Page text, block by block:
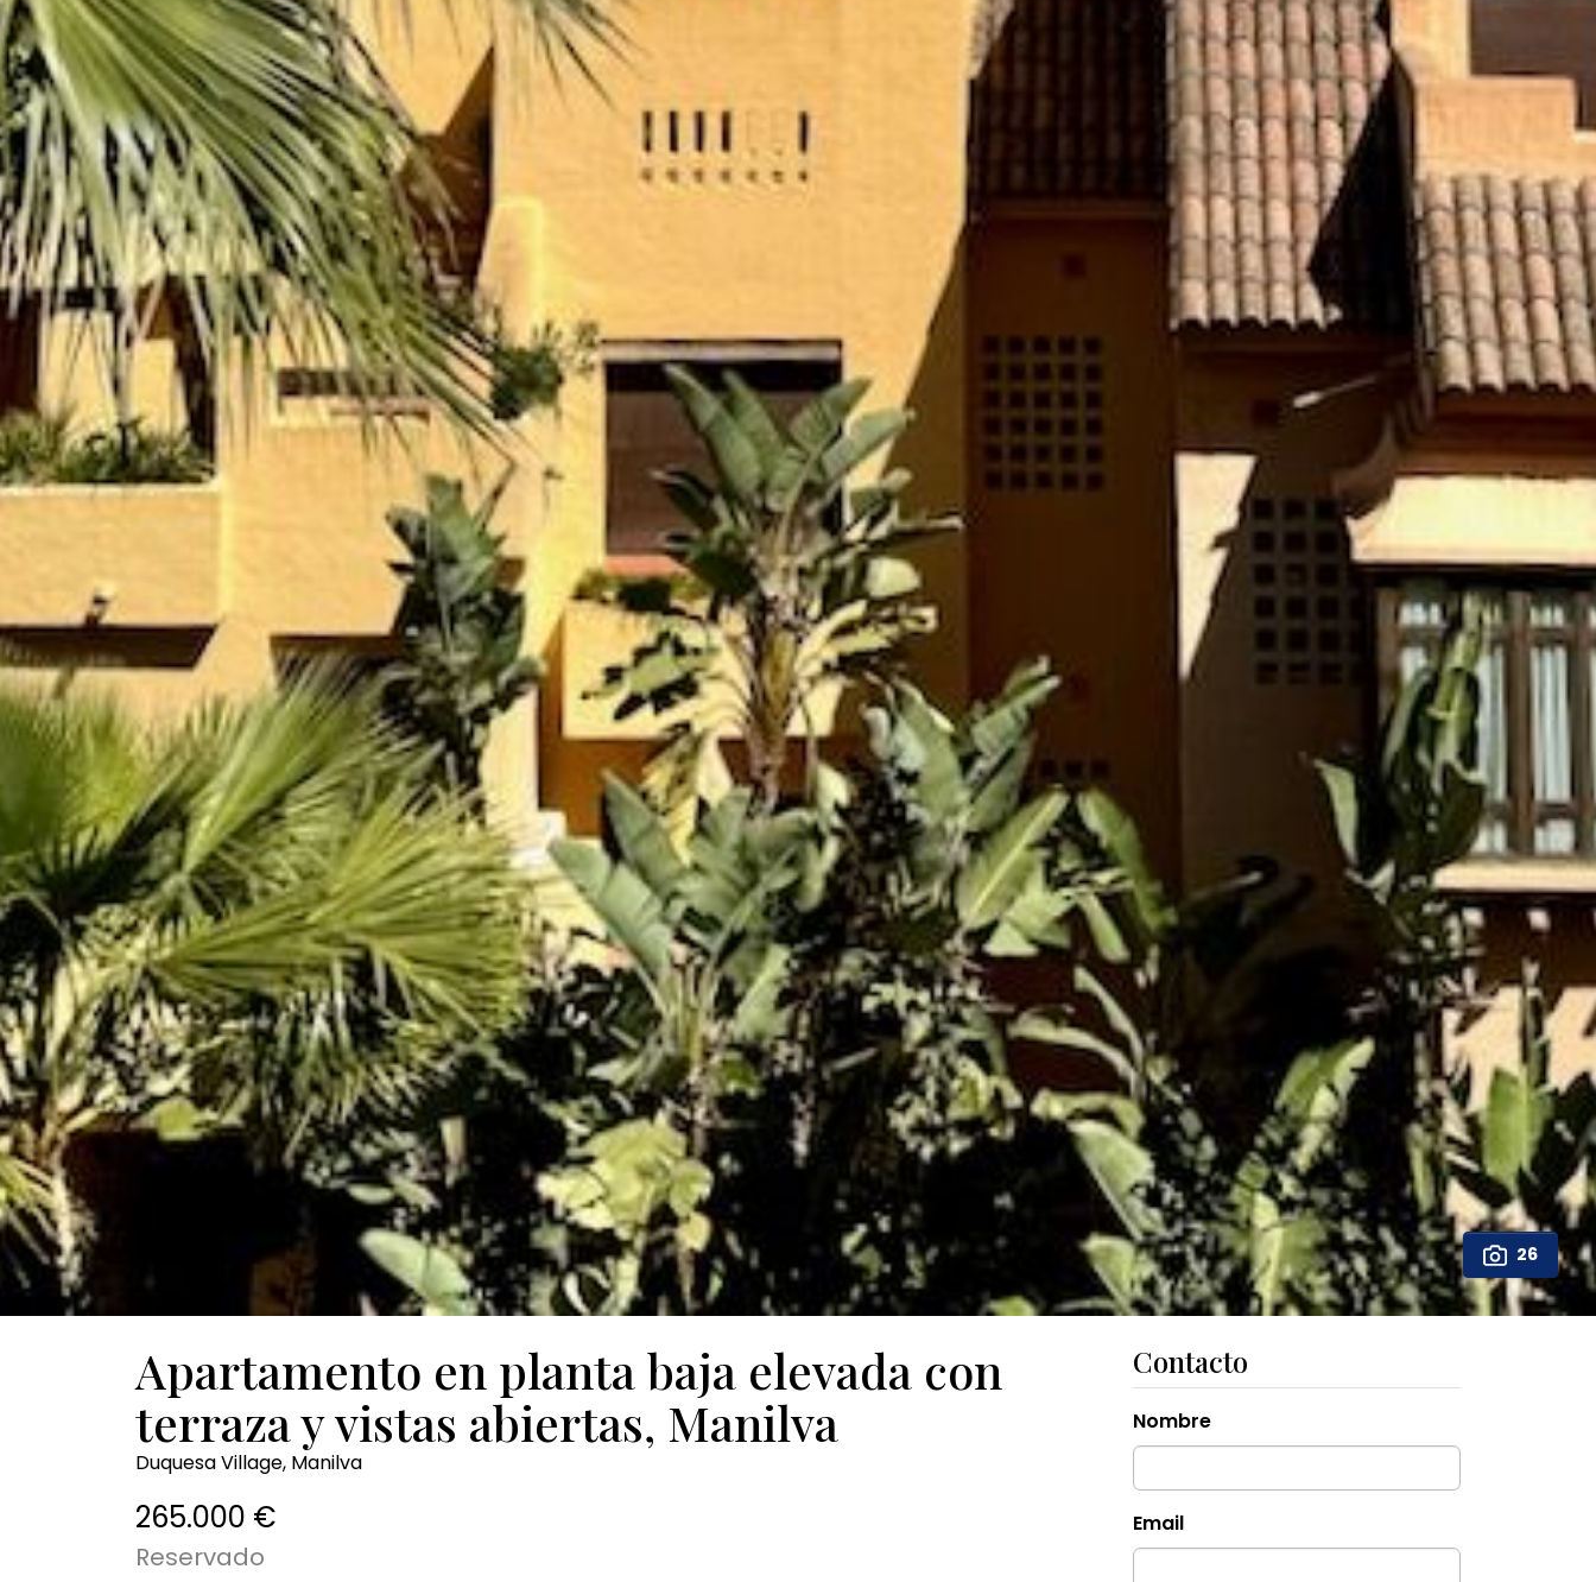
26
Apartamento en planta baja elevada con
terraza y vistas abiertas, Manilva
Duquesa Village, Manilva
265.000 €
Reservado
Contacto
Nombre
Email